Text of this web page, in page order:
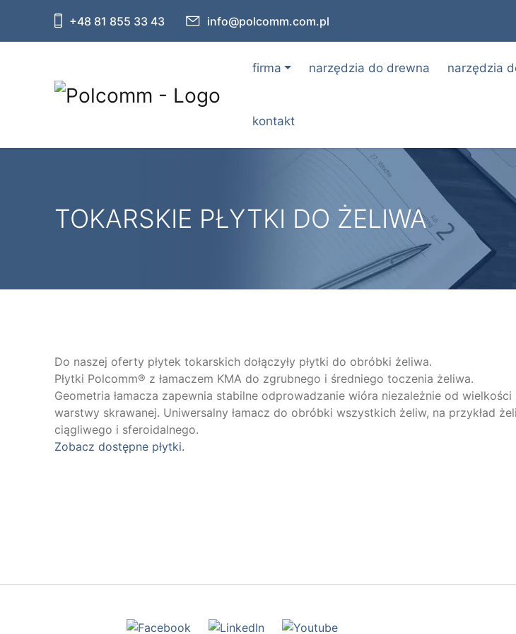
+48 81 855 33 43 info@polcomm.com.pl
firma narzędzia do drewna narzędzia
kontakt
TOKARSKIE PŁYTKI DO ŻELIWA
Do naszej oferty płytek tokarskich dołączyły płytki do obróbki żeliwa.
Płytki Polcomm® z łamaczem KMA do zgrubnego i średniego toczenia żeliwa.
Geometria łamacza zapewnia stabilne odprowadzanie wióra niezależnie od wielkości
warstwy skrawanej. Uniwersalny łamacz do obróbki wszystkich żeliw, na przykład
ciągliwego i sferoidalnego.
Zobacz dostępne płytki.